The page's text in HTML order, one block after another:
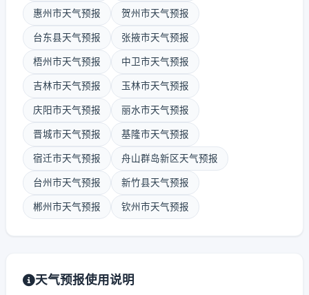
惠州市天气预报 贺州市天气预报
台东县天气预报 张掖市天气预报
梧州市天气预报 中卫市天气预报
吉林市天气预报 玉林市天气预报
庆阳市天气预报 丽水市天气预报
晋城市天气预报 基隆市天气预报
宿迁市天气预报 舟山群岛新区天气预报
台州市天气预报 新竹县天气预报
郴州市天气预报 钦州市天气预报
天气预报使用说明